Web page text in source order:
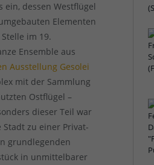
ein, dessen Westflügel
Elementen
im 19.
Ensemble aus
Ausstellung Gesolei
mit der Sammlung
Ostflügel –
dieser Teil war
zu einer Privat-
grundlegenden
in unmittelbarer